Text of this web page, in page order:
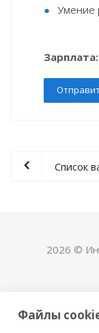
Умение
Список
2026 ©
Файлы